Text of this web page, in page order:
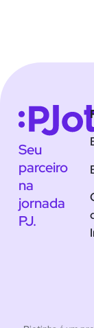
Seu
parceiro
na
jornada
PJ.